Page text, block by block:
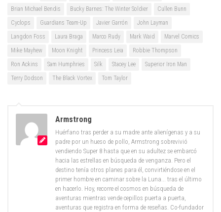
Brian Michael Bendis
Bucky Barnes: The Winter Soldier
Cullen Bunn
Cyclops
Guardians Team-Up Javier Garrón
John Layman
Langdon Foss
Laura Braga Marco Rudy Mark Waid
Marvel Comics
Mike Mayhew
Moon Knight Princess Leia
Robbie Thompson
Ron Ackins
Sam Humphries Silk Stacey Lee
Superior Iron Man
Terry Dodson
The Black Vortex Tom Taylor
Armstrong
Huérfano tras perder a su madre ante alienígenas y a su
padre por un hueso de pollo, Armstrong sobrevivió
vendiendo Super 8 hasta que en su adultez se embarcó
hacia las estrellas en búsqueda de venganza. Pero el
destino tenía otros planes para él, convirtiéndose en el
primer hombre en caminar sobre la Luna... tras el último
en hacerlo. Hoy, recorre el cosmos en búsqueda de
aventuras mientras vende cepillos puerta a puerta,
aventuras que registra en forma de reseñas. Co-fundador